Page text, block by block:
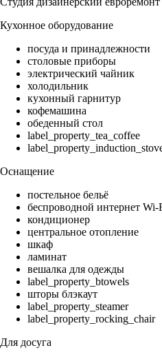
Кухонное оборудование
посуда и принадлежности
столовые приборы
электрический чайник
холодильник
кухонный гарнитур
кофемашина
обеденный стол
label_property_tea_coffee
Оснащение
постельное бельё
беспроводной интернет Wi-
кондиционер
центральное отопление
шкаф
ламинат
вешалка для одежды
label_property_btowels
шторы блэкаут
label_property_steamer
label_property_rocking_chair
Для досуга